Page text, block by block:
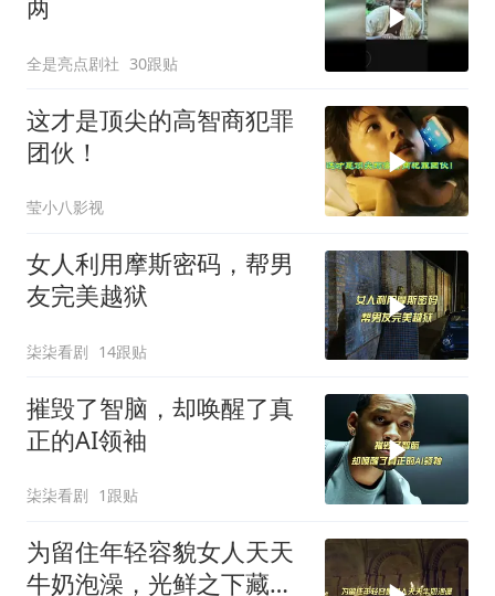
两
全是亮点剧社 30跟贴
这才是顶尖的高智商犯罪
团伙！
莹小八影视
女人利用摩斯密码，帮男
友完美越狱
柒柒看剧 14跟贴
摧毁了智脑，却唤醒了真
正的AI领袖
柒柒看剧 1跟贴
为留住年轻容貌女人天天
牛奶泡澡，光鲜之下藏着